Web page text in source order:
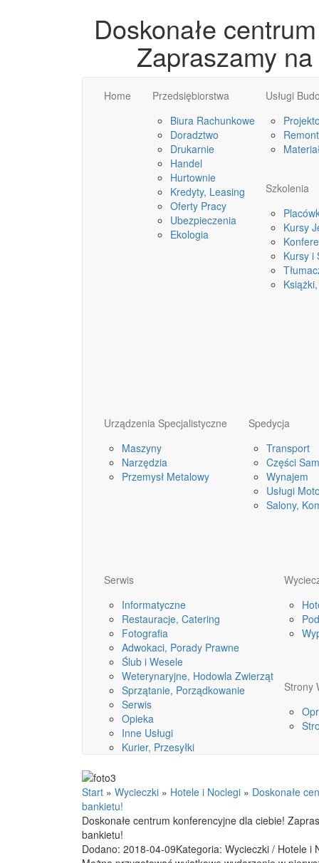
Doskonałe
Zapraszamy
Home
Przedsiębiorstwa
Biura Rachunkowe
Doradztwo
Drukarnie
Handel
Hurtownie
Kredyty, Leasing
Oferty Pracy
Ubezpieczenia
Ekologia
Usługi
Szkolenia
Kursy
Kursy i
Urządzenia Specjalistyczne
Maszyny
Narzędzia
Przemysł Metalowy
Spedycja
Transport
Części
Wynajem
Usługi
Salony,
Serwis
Informatyczne
Restauracje, Catering
Fotografia
Adwokaci, Porady Prawne
Ślub i Wesele
Weterynaryjne, Hodowla Zwierząt
Sprzątanie, Porządkowanie
Serwis
Opieka
Inne Usługi
Kurier, Przesyłki
Strony
Start » Wycieczki » Hotele i Noclegi » Doskonałe
bankietu!
Doskonałe centrum konferencyjne dla ciebie!
bankietu!
Dodano: 2018-04-09Kategoria: Wycieczki / Hotele i